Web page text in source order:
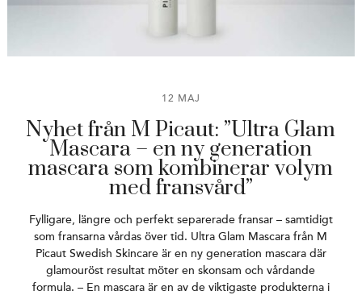
12 MAJ
Nyhet från M Picaut: ”Ultra Glam
Mascara – en ny generation
mascara som kombinerar volym
med fransvård”
Fylligare, längre och perfekt separerade fransar – samtidigt
som fransarna vårdas över tid. Ultra Glam Mascara från M
Picaut Swedish Skincare är en ny generation mascara där
glamouröst resultat möter en skonsam och vårdande
formula. – En mascara är en av de viktigaste produkterna i